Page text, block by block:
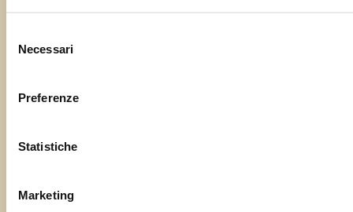
delNecessari
Preferenze
Statistiche
Marketing